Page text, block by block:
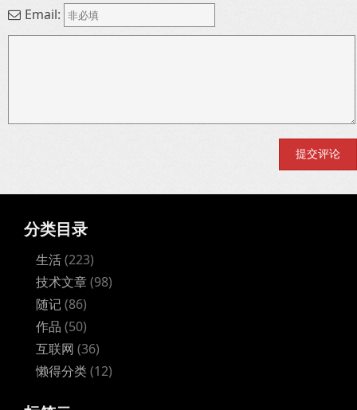
Email:
分类目录
生活(223)
技术文章(98)
随记(86)
作品 (50)
互联网 (36)
懒得分类(12)